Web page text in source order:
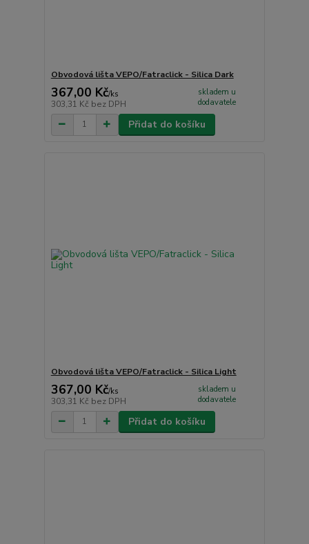
Obvodová lišta VEPO/Fatraclick - Silica Dark
367,00 Kč/ks
303,31 Kč bez DPH
skladem u
dodavatele
Přidat do košíku
Obvodová lišta VEPO/Fatraclick - Silica Light
367,00 Kč/ks
303,31 Kč bez DPH
skladem u
dodavatele
Přidat do košíku